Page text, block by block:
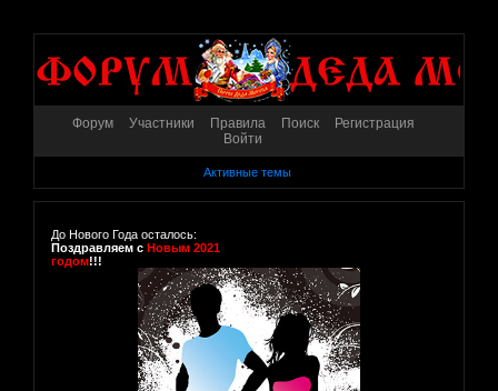
Форум Участники Правила Поиск
Регистрация
Войти
Активные темы
До Нового Года осталось:
Поздравляем с Новым 2021
годом!!!